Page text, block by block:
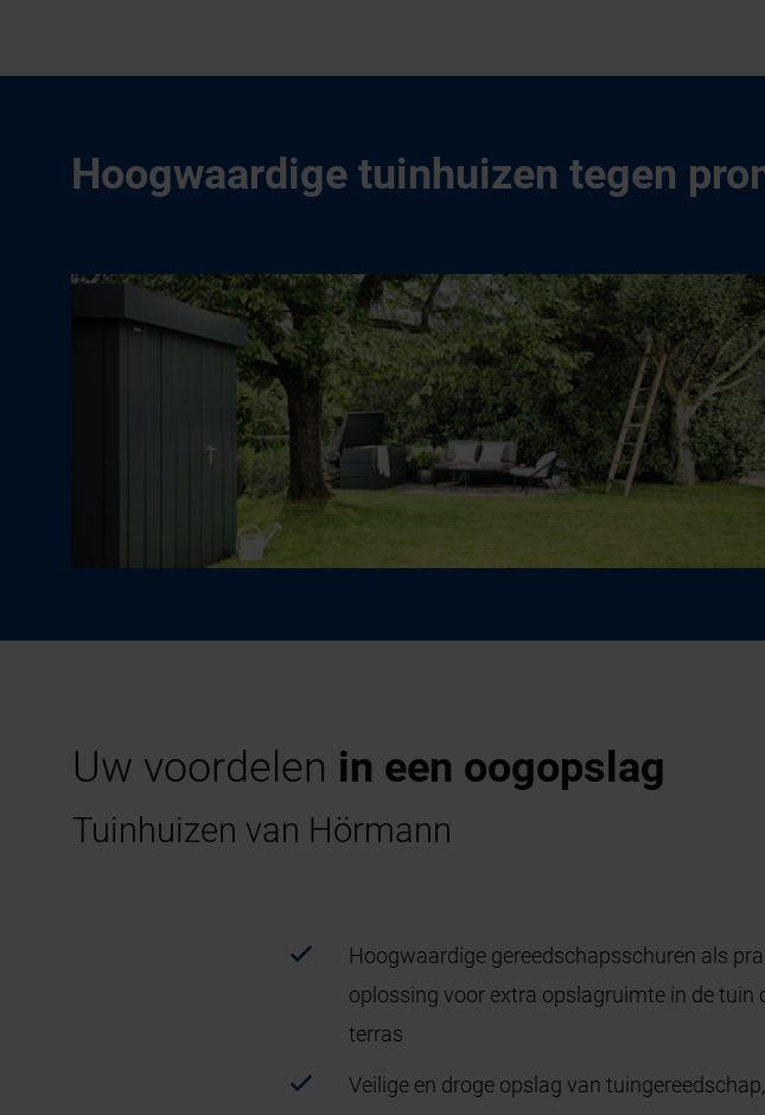
Hoogwaardige tuinhuizen tegen
Uw voordelen in een oogopslag
Tuinhuizen van Hörmann
Hoogwaardige gereedschapsschuren als
oplossing voor extra opslagruimte in de tuin
terras
Veilige en droge opslag van tuingereedschap,